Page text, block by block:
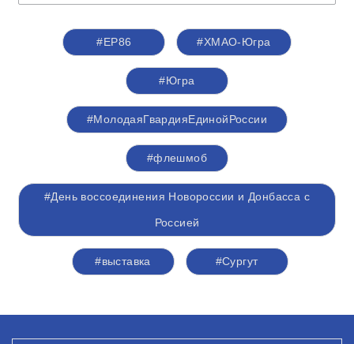
#ЕР86 #ХМАО-Югра
#Югра
#МолодаяГвардияЕдинойРоссии
#флешмоб
#День воссоединения Новороссии и Донбасса с
Россией
#выставка #Сургут